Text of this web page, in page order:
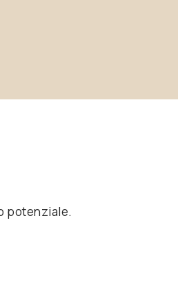
potenziale.